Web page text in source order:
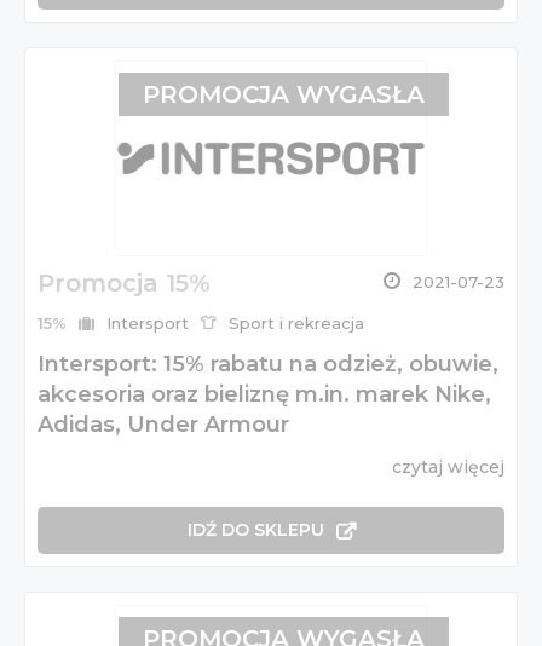
Promocja 15% 2021-07-23
15% Intersport Sport i rekreacja
Intersport: 15% rabatu na odzież, obuwie,
akcesoria oraz bieliznę m.in. marek Nike,
Adidas, Under Armour
czytaj więcej
IDŹ DO SKLEPU
PROMOCJA WYGASŁA
PROMOCJA WYGASŁA